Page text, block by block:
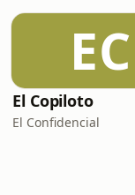
EC
El Copiloto
El Confidencial